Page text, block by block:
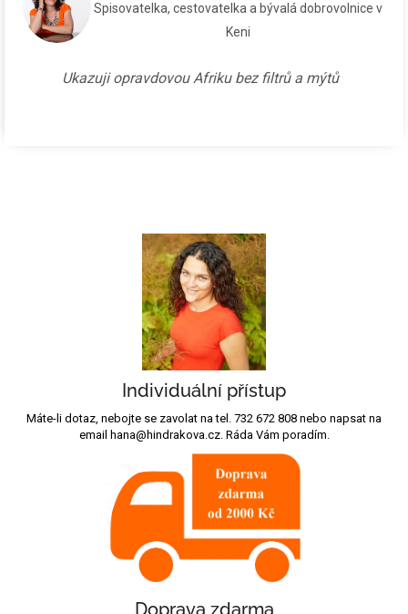
Spisovatelka, cestovatelka a bývalá dobrovolnice v
Keni
Ukazuji opravdovou Afriku bez filtrů a mýtů
Individuální přístup
Máte-li dotaz, nebojte se zavolat na tel. 732 672 808 nebo napsat na
email hana@hindrakova.cz. Ráda Vám poradím.
Doprava zdarma